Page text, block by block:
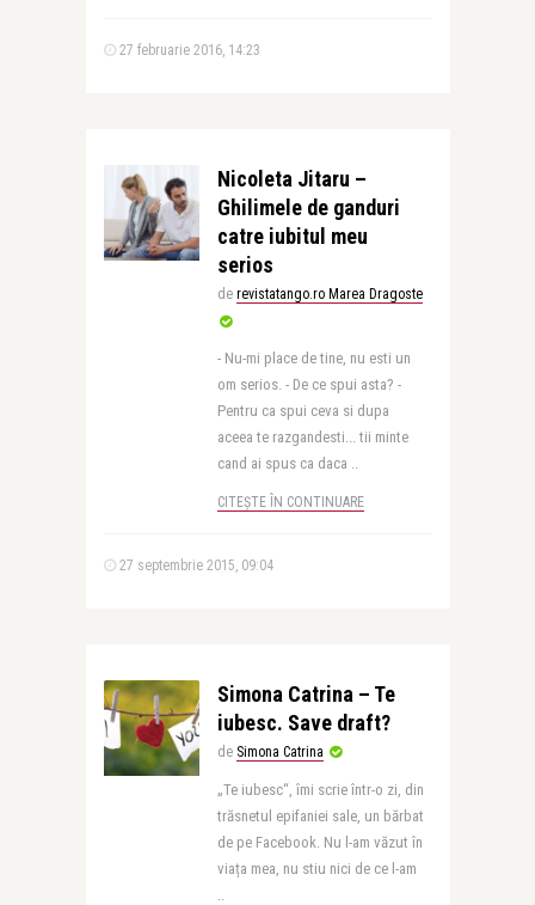
27 februarie 2016, 14:23
Nicoleta Jitaru –
Ghilimele de ganduri
catre iubitul meu
serios
de revistatango.ro Marea Dragoste
- Nu-mi place de tine, nu esti un
om serios. - De ce spui asta? -
Pentru ca spui ceva si dupa
aceea te razgandesti... tii minte
cand ai spus ca daca ..
CITEȘTE ÎN CONTINUARE
27 septembrie 2015, 09:04
Simona Catrina – Te
iubesc. Save draft?
de Simona Catrina
„Te iubesc“, îmi scrie într-o zi, din
trăsnetul epifaniei sale, un bărbat
de pe Facebook. Nu l-am văzut în
viața mea, nu stiu nici de ce l-am
..